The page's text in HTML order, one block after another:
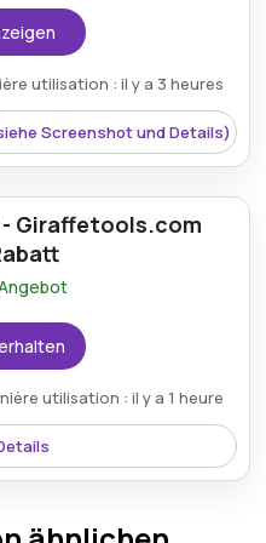
utilisation : il y a 3 heures
Screenshot und Details)
- Giraffetools.com
utilisation : il y a 1 heure
Schlauchaufrollbox